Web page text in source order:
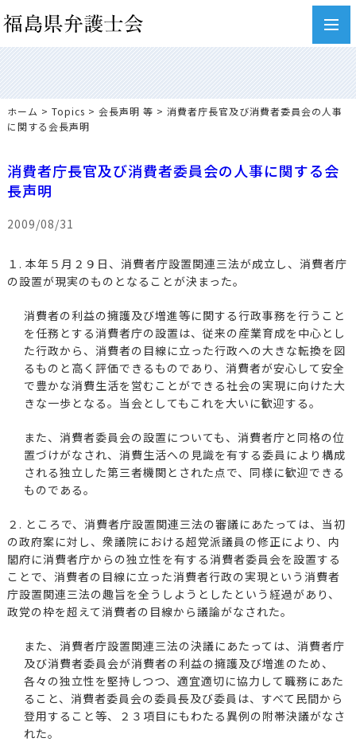
ホーム > Topics > 会長声明 等 > 消費者庁長官及び消費者委員会の人事
に関する会長声明
消費者庁長官及び消費者委員会の人事に関する会
長声明
2009/08/31
１. 本年５月２９日、消費者庁設置関連三法が成立し、消費者庁
の設置が現実のものとなることが決まった。
消費者の利益の擁護及び増進等に関する行政事務を行うこと
を任務とする消費者庁の設置は、従来の産業育成を中心とし
た行政から、消費者の目線に立った行政への大きな転換を図
るものと高く評価できるものであり、消費者が安心して安全
で豊かな消費生活を営むことができる社会の実現に向けた大
きな一歩となる。当会としてもこれを大いに歓迎する。
また、消費者委員会の設置についても、消費者庁と同格の位
置づけがなされ、消費生活への見識を有する委員により構成
される独立した第三者機関とされた点で、同様に歓迎できる
ものである。
２. ところで、消費者庁設置関連三法の審議にあたっては、当初
の政府案に対し、衆議院における超党派議員の修正により、内
閣府に消費者庁からの独立性を有する消費者委員会を設置する
ことで、消費者の目線に立った消費者行政の実現という消費者
庁設置関連三法の趣旨を全うしようとしたという経過があり、
政党の枠を超えて消費者の目線から議論がなされた。
また、消費者庁設置関連三法の決議にあたっては、消費者庁
及び消費者委員会が消費者の利益の擁護及び増進のため、
各々の独立性を堅持しつつ、適宜適切に協力して職務にあた
ること、消費者委員会の委員長及び委員は、すべて民間から
登用すること等、２３項目にもわたる異例の附帯決議がなさ
れた。